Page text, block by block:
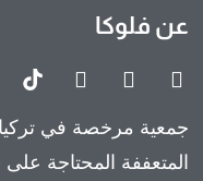
عن فلوكا
جمعية مرخصة في
المتعففة المحتاجة